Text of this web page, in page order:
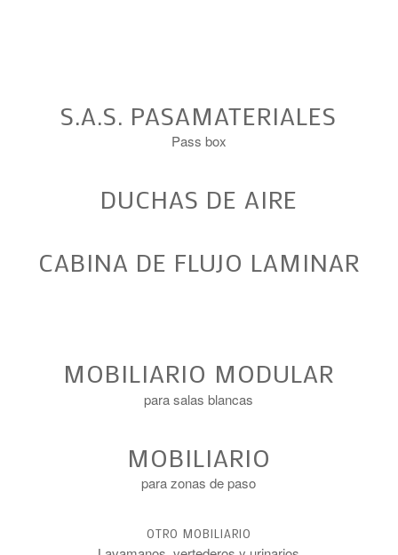
S.A.S. PASAMATERIALES
Pass box
DUCHAS DE AIRE
CABINA DE FLUJO LAMINAR
MOBILIARIO MODULAR
para salas blancas
MOBILIARIO
para zonas de paso
OTRO MOBILIARIO